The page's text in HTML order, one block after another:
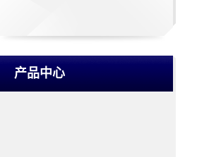
产品中心